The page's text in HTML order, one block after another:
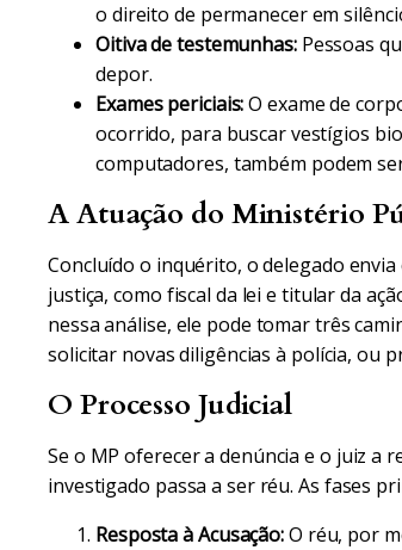
o direito de permanecer em
Oitiva de testemunhas:Pessoas
depor.
Exames periciais:O exame de
ocorrido, para buscar vestígios
computadores, também podem
A Atuação do Ministério
Concluído o inquérito, o delegado
justiça, como fiscal da lei e titular da
nessa análise, ele pode tomar três
solicitar novas diligências à polícia, ou
O Processo Judicial
Se o MP oferecer a denúncia e o juiz a
investigado passa a ser réu. As fases
Resposta à Acusação:O réu, por